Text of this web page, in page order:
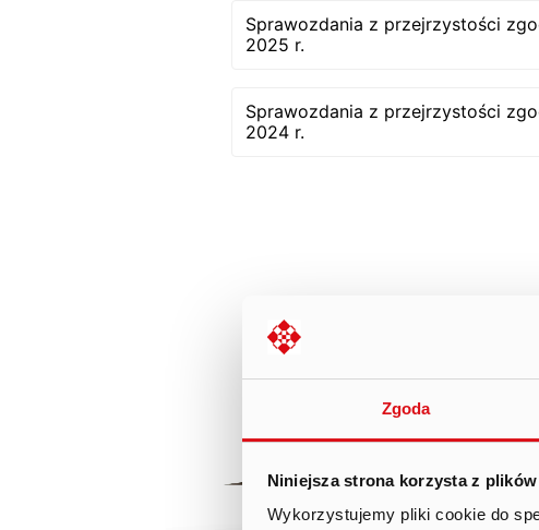
Zgoda
Niniejsza strona korzysta z
Wykorzystujemy pliki cookie do
Sprawozdania z przejrzystości
2025 r.
Sprawozdania z przejrzystości
2024 r.